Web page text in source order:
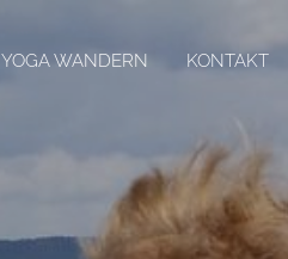
YOGA WANDERN KONTAKT